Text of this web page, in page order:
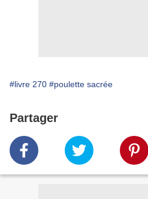
#livre 270 #poulette sacrée
Partager